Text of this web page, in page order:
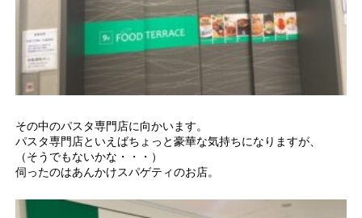
その中のパスタ専門店に向かいます。
パスタ専門店といえばちょっと豪華な気持ちになりますが、
（そうでもないかな・・・）
伺ったのはあんかけスパゲティのお店。